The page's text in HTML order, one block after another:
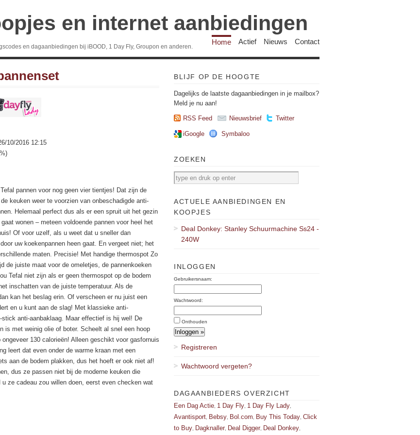
en internet aanbiedingen
en dagaanbiedingen bij iBOOD, 1 Day Fly, Groupon en anderen.
Home Actief Nieuws Contact
10/2016 12:15
pannen voor nog geen vier tientjes! Dat zijn de
keuken weer te voorzien van onbeschadigde anti-
Helemaal perfect dus als er een spruit uit het gezin
wonen – meteen voldoende pannen voor heel het
Of voor uzelf, als u weet dat u sneller dan
uw koekenpannen heen gaat. En vergeet niet; het
maten. Precisie! Met handige thermospot Zo
de juiste maat voor de omeletjes, de pannenkoeken
Tefal niet zijn als er geen thermospot op de bodem
inschatten van de juiste temperatuur. Als de
kan het beslag erin. Of verscheen er nu juist een
en u kunt aan de slag! Met klassieke anti-
anti-aanbaklaag. Maar effectief is hij wel! De
is met weinig olie of boter. Scheelt al snel een hoop
130 calorieën! Alleen geschikt voor gasfornuis
leert dat even onder de warme kraan met een
aan de bodem plakken, dus het hoeft er ook niet af!
dus ze passen niet bij de moderne keuken die
ze cadeau zou willen doen, eerst even checken wat
BLIJF OP DE HOOGTE
Dagelijks de laatste dagaanbiedingen in je mailbox?
Meld je nu aan!
RSS Feed Nieuwsbrief Twitter
iGoogle Symbaloo
ZOEKEN
ACTUELE AANBIEDINGEN EN
KOOPJES
Deal Donkey: Stanley Schuurmachine Ss24 -
240W
INLOGGEN
Gebruikersnaam:
Wachtwoord:
Onthouden
Registreren
Wachtwoord vergeten?
DAGAANBIEDERS OVERZICHT
Een Dag Actie 1 Day Fly 1 Day Fly Lady
Avantisport Bebsy Bol.com Buy This Today Click
to Buy Dagknaller Deal Digger Deal Donkey